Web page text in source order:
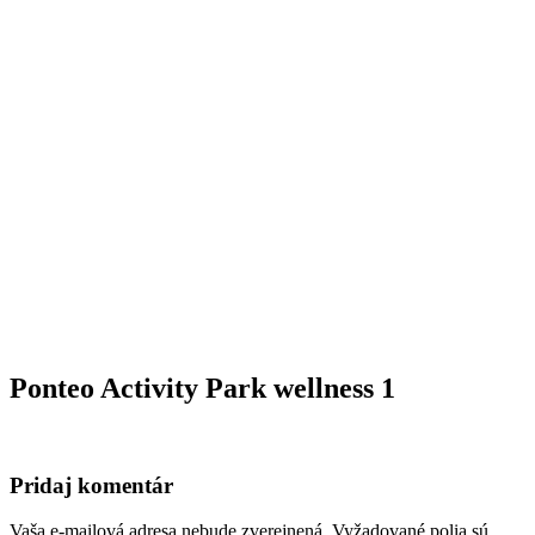
Ponteo Activity Park wellness 1
Pridaj komentár